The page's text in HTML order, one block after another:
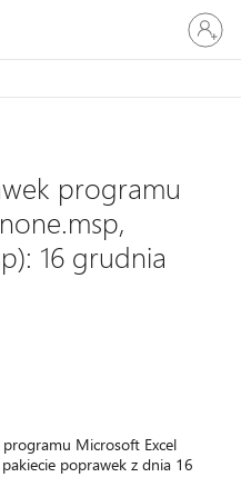
Zaloguj
się
do
konta
programu
16 grudnia
Microsoft Excel
poprawek z dnia 16